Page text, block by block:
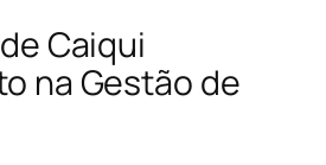
Caiqui
na Gestão de